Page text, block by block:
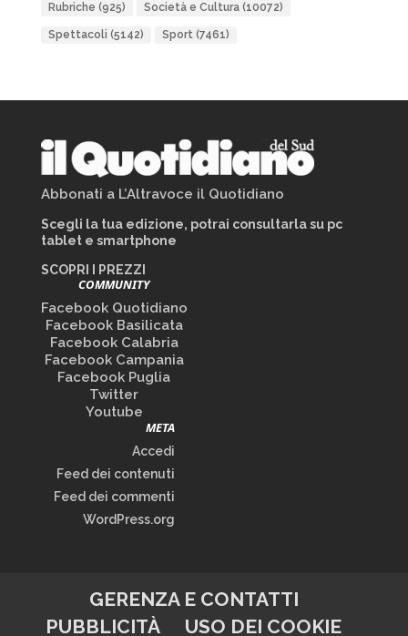
Rubriche (925) Società e Cultura(10072)
Spettacoli (5142) Sport(7461)
Abbonati a L’Altravoce il Quotidiano
Scegli la tua edizione, potrai consultarla su pc
tablet e smartphone
SCOPRI I PREZZI
COMMUNITY
Facebook Quotidiano
Facebook Basilicata
Facebook Calabria
Facebook Campania
Facebook Puglia
Twitter
Youtube
META
Accedi
Feed dei contenuti
Feed dei commenti
WordPress.org
GERENZA E CONTATTI
PUBBLICITÀ
USO DEI COOKIE